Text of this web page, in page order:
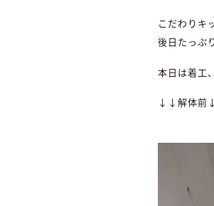
こだわりキ
後日たっぷ
本日は着工
↓↓解体前